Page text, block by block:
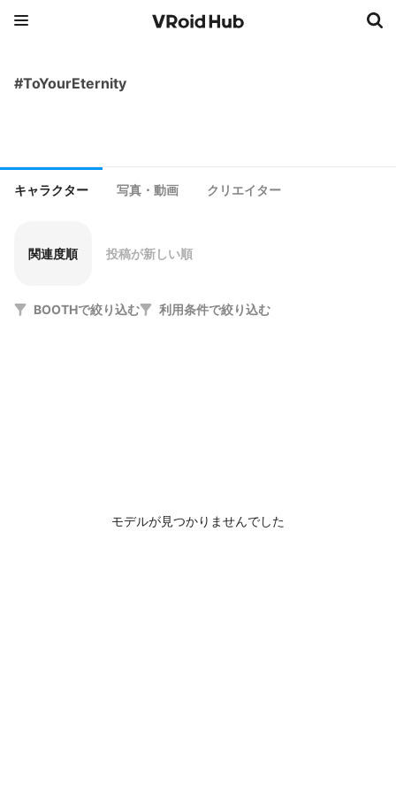
#ToYourEternity
キャラクター 写真・動画 クリエイター
関連度順 投稿が新しい順
BOOTHで絞り込む 利用条件で絞り込む
モデルが見つかりませんでした